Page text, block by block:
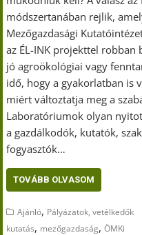
módszertanában rejlik,
Mezőgazdasági
az ÉL-INK projekttel robban
jó agroökológiai vagy
idő, hogy a gyakorlatban is
miért változtatja meg a
Laboratóriumok olyan
a gazdálkodók, kutatók,
fogyasztók…
TOVÁBB OLVASOM
Ajánló, Pályázatok, vetélkedők
kutatás, mezőgazdaság,ÖMKi